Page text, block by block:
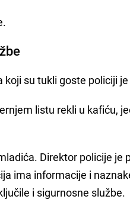
su tukli goste policiji
listu rekli u kafiću,
Direktor policije je
ima informacije i
i sigurnosne službe.